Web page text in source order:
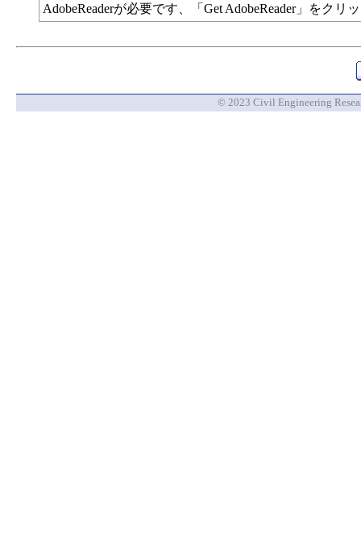
AdobeReaderが必要です、「Get AdobeReader」をク
© 2023 Civil Engineering